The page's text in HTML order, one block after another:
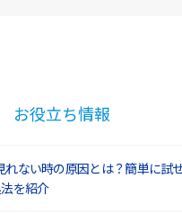
お役立ち情報
れない時の原因とは？簡単に試
を紹介